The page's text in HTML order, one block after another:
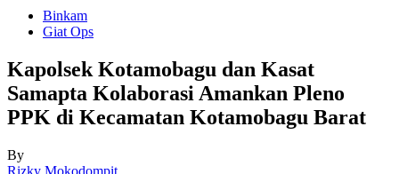
Binkam
Giat Ops
Kapolsek Kotamobagu dan Kasat
Samapta Kolaborasi Amankan Pleno
PPK di Kecamatan Kotamobagu Barat
By
Rizky Mokodompit